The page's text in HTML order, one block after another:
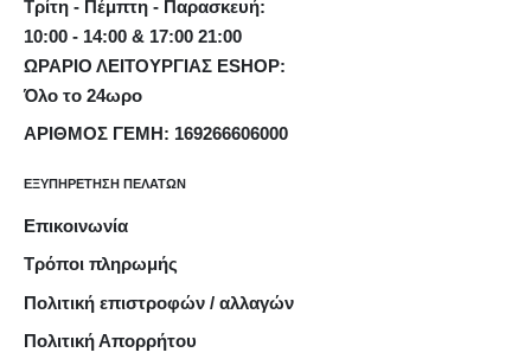
Τρίτη - Πέμπτη - Παρασκευή:
10:00 - 14:00 & 17:00 21:00
ΩΡΑΡΙΟ ΛΕΙΤΟΥΡΓΙΑΣ ESHOP:
Όλο το 24ωρο
ΑΡΙΘΜΟΣ ΓΕΜΗ: 169266606000
ΕΞΥΠΗΡΕΤΗΣΗ ΠΕΛΑΤΩΝ
Επικοινωνία
Τρόποι πληρωμής
Πολιτική επιστροφών / αλλαγών
Πολιτική Απορρήτου